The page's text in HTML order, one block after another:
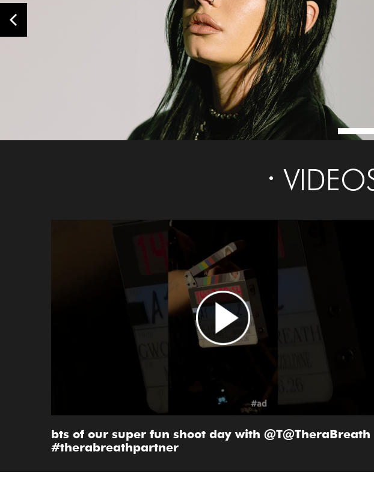
bts of our super fun shoot day with @T@TheraBreath
#therabreathpartner